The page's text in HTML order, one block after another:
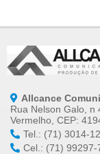
Allcance
Rua Nelson Galo, n
Vermelho, CEP:
Tel.: (71) 3014-
Cel.: (71) 99297-